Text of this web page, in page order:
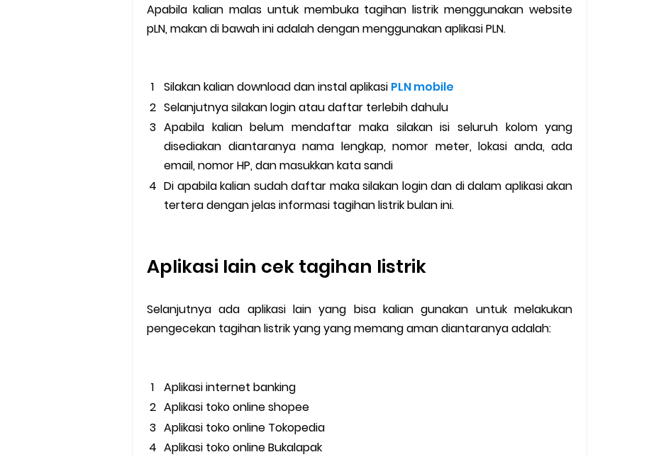
Apabila kalian malas untuk membuka tagihan listrik menggunakan website
pLN, makan di bawah ini adalah dengan menggunakan aplikasi PLN.
Silakan kalian download dan instal aplikasi PLN mobile
Selanjutnya silakan login atau daftar terlebih dahulu
Apabila kalian belum mendaftar maka silakan isi seluruh kolom yang
disediakan diantaranya nama lengkap, nomor meter, lokasi anda, ada
email, nomor HP, dan masukkan kata sandi
Di apabila kalian sudah daftar maka silakan login dan di dalam aplikasi akan
tertera dengan jelas informasi tagihan listrik bulan ini.
Aplikasi lain cek tagihan listrik
Selanjutnya ada aplikasi lain yang bisa kalian gunakan untuk melakukan
pengecekan tagihan listrik yang yang memang aman diantaranya adalah:
Aplikasi internet banking
Aplikasi toko online shopee
Aplikasi toko online Tokopedia
Aplikasi toko online Bukalapak